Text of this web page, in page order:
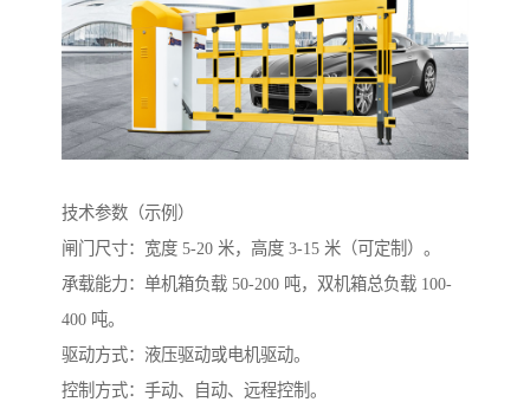
技术参数（示例）
闸门尺寸：宽度 5-20 米，高度 3-15 米（可定制）。
承载能力：单机箱负载 50-200 吨，双机箱总负载 100-
400 吨。
驱动方式：液压驱动或电机驱动。
控制方式：手动、自动、远程控制。